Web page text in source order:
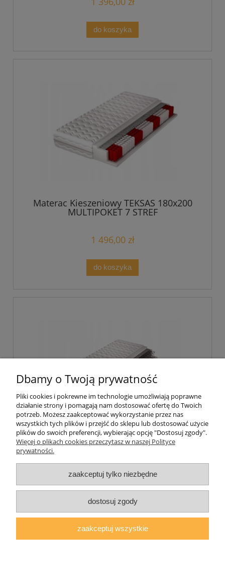
do koszyka
Materac Kieszeniowy TEKSAS 180x200
MULTIPOKET 7 STREF
1 496,00 zł
do koszyka
Materac Dwustronny Bonelowy PRONTO
140x200 Pokrowiec
623,00 zł
do koszyka
« 1 2 »
Dbamy o Twoją prywatność
Pliki cookies i pokrewne im technologie umożliwiają poprawne
działanie strony i pomagają nam dostosować ofertę do Twoich
potrzeb. Możesz zaakceptować wykorzystanie przez nas
wszystkich tych plików i przejść do sklepu lub dostosować użycie
plików do swoich preferencji, wybierając opcję "Dostosuj zgody".
Więcej o plikach cookies przeczytasz w naszej Polityce
prywatności.
zaakceptuj tylko niezbędne
dostosuj zgody
zaakceptuj wszystkie